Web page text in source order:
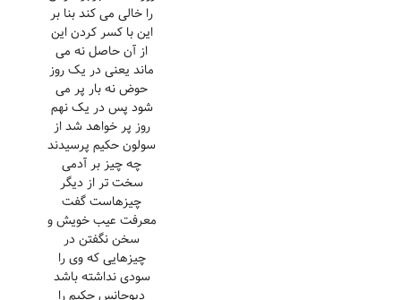
را خالی می کند بنا بر
این با کسر کردن این
از آن حاصل نه می
ماند یعنی در یک روز
حوض نه بار پر می
شود پس در یک نهم
روز پر خواهد شد از
سولون حکیم پرسیدند
چه چیز بر آدمی
سخت تر از دیگر
چیزهاست گفت
معرفت عیب خویش و
سخن نگفتن در
چیزهایی که وی را
سودی نداشته باشد
دیوجانس حکیم را